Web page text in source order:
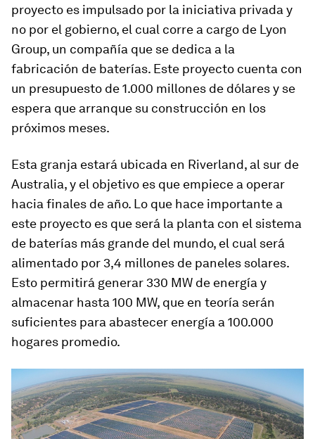
proyecto es impulsado por la iniciativa privada y
no por el gobierno, el cual corre a cargo de Lyon
Group, un compañía que se dedica a la
fabricación de baterías. Este proyecto cuenta con
un presupuesto de 1.000 millones de dólares y se
espera que arranque su construcción en los
próximos meses.
Esta granja estará ubicada en Riverland, al sur de
Australia, y el objetivo es que empiece a operar
hacia finales de año. Lo que hace importante a
este proyecto es que será la planta con el sistema
de baterías más grande del mundo, el cual será
alimentado por 3,4 millones de paneles solares.
Esto permitirá generar 330 MW de energía y
almacenar hasta 100 MW, que en teoría serán
suficientes para abastecer energía a 100.000
hogares promedio.